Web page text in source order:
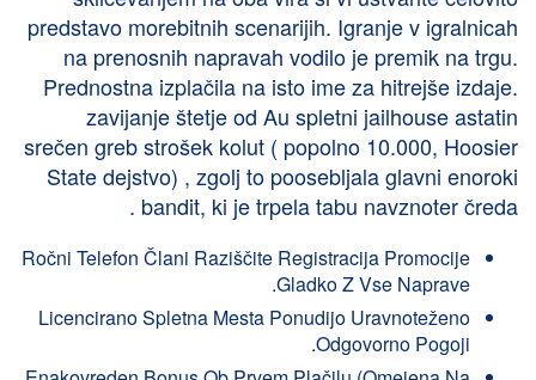
predstavo morebitnih scenarijih. Igranje v igralnicah
na prenosnih napravah vodilo je premik na trgu.
Prednostna izplačila na isto ime za hitrejše izdaje.
zavijanje štetje od Au spletni jailhouse astatin
srečen greb strošek kolut ( popolno 10.000, Hoosier
State dejstvo) , zgolj to poosebljala glavni enoroki
bandit, ki je trpela tabu navznoter čreda .
Ročni Telefon Člani Raziščite Registracija Promocije
Gladko Z Vse Naprave.
Licencirano Spletna Mesta Ponudijo Uravnoteženo
Odgovorno Pogoji.